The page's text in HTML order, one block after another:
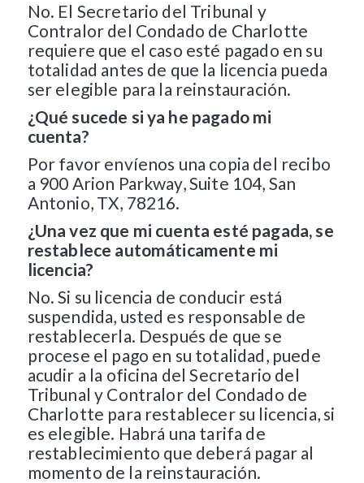
No. El Secretario del Tribunal y
Contralor del Condado de Charlotte
requiere que el caso esté pagado en su
totalidad antes de que la licencia pueda
ser elegible para la reinstauración.
¿Qué sucede si ya he pagado mi
cuenta?
Por favor envíenos una copia del recibo
a 900 Arion Parkway, Suite 104, San
Antonio, TX, 78216.
¿Una vez que mi cuenta esté pagada, se
restablece automáticamente mi
licencia?
No. Si su licencia de conducir está
suspendida, usted es responsable de
restablecerla. Después de que se
procese el pago en su totalidad, puede
acudir a la oficina del Secretario del
Tribunal y Contralor del Condado de
Charlotte para restablecer su licencia, si
es elegible. Habrá una tarifa de
restablecimiento que deberá pagar al
momento de la reinstauración.